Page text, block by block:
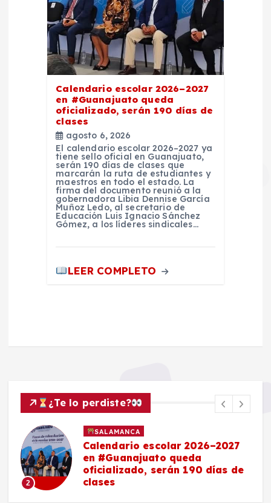
Calendario escolar 2026–2027
en #Guanajuato queda
oficializado, serán 190 días de
clases
agosto 6, 2026
El calendario escolar 2026–2027 ya
tiene sello oficial en Guanajuato,
serán 190 días de clases que
marcarán la ruta de estudiantes y
maestros en todo el estado. La
firma del documento reunió a la
gobernadora Libia Dennise García
Muñoz Ledo, al secretario de
Educación Luis Ignacio Sánchez
Gómez, a los líderes sindicales…
LEER COMPLETO
¿Te lo perdiste?
2
SALAMANCA
Calendario escolar 2026–2027
en #Guanajuato queda
oficializado, serán 190 días de
clases